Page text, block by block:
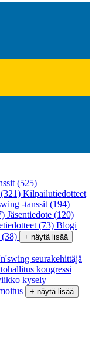
(525)
(321) Kilpailutiedotteet
-tanssit (194)
Jäsentiedote (120)
(73) Blogi
(38) + näytä lisää
seurakehittäjä
kongressi
kysely
+ näytä lisää